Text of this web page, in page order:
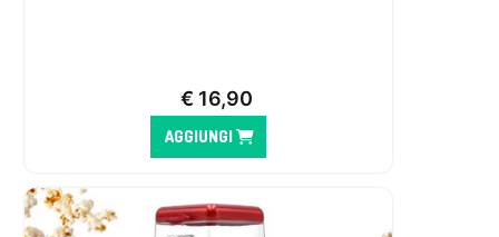
€ 16,90
AGGIUNGI